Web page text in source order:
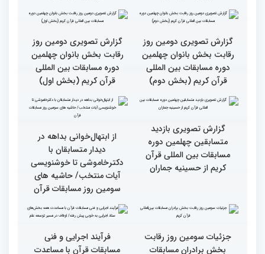
صمیمی رئیس سازمان اوقاف
خواهران و برادران،
متسابقین چهلمین دوره
مسابقات بین المللی قرآن
کریم(بخش دوم)
صمیمی رئیس سازمان اوقاف
خواهران و برادران،
متسابقین چهلمین دوره
مسابقات بین المللی قرآن
کریم(بخش اول)
گزارش تصویری دومین روز
رقابت بخش بانوان چهلمین
دوره مسابقات بین المللی
قرآن کریم (بخش دوم)
گزارش تصویری دومین روز
رقابت بخش بانوان چهلمین
دوره مسابقات بین المللی
قرآن کریم (بخش اول)
گزارش تصویری بازدید
متسابقین چهلمین دوره
مسابقات بین المللی قرآن
دیدار متسابقان با